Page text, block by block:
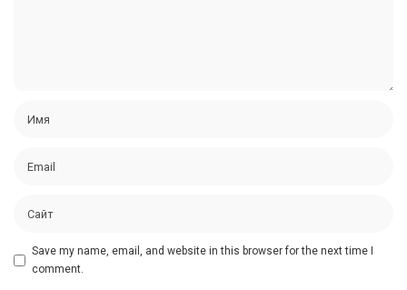
Save my name, email, and website in this browser for the next time I
comment.